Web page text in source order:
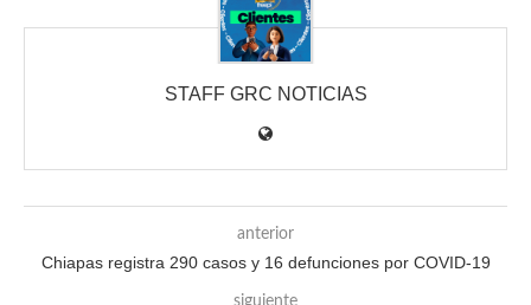
STAFF GRC NOTICIAS
anterior
Chiapas registra 290 casos y 16 defunciones por COVID-19